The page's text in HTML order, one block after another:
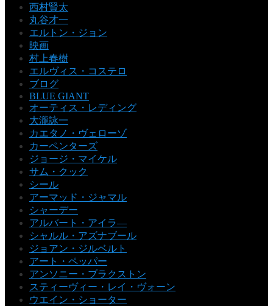
西村賢太
丸谷才一
エルトン・ジョン
映画
村上春樹
エルヴィス・コステロ
ブログ
BLUE GIANT
オーティス・レディング
大瀧詠一
カエタノ・ヴェローゾ
カーペンターズ
ジョージ・マイケル
サム・クック
シール
アーマッド・ジャマル
シャーデー
アルバート・アイラ―
シャルル・アズナブール
ジョアン・ジルベルト
アート・ペッパー
アンソニー・ブラクストン
スティーヴィー・レイ・ヴォーン
ウエイン・ショーター